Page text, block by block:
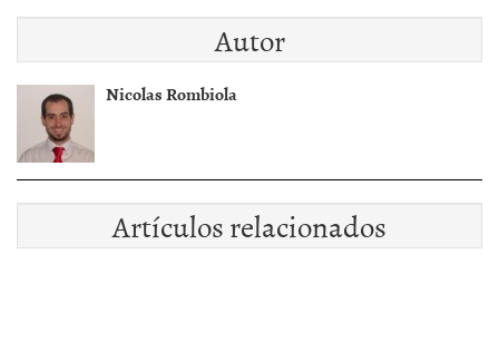
Autor
Nicolas Rombiola
Artículos relacionados